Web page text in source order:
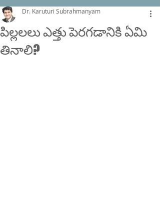
పిల్లలలు ఎత్తు పెరగడానికి ఏమి
తినాలి?
Dr. Karuturi Subrahmanyam